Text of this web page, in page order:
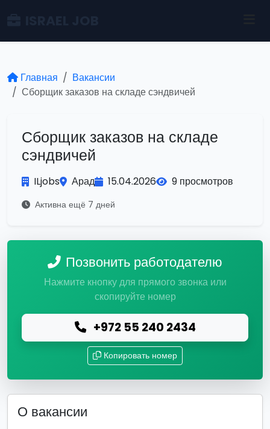
Главная
Вакансии
Сборщик заказов на складе сэндвичей
Сборщик заказов на складе
сэндвичей
ILjobs Арад 15.04.2026 9 просмотров
Активна ещё 7 дней
Позвонить работодателю
Нажмите кнопку для прямого звонка или
скопируйте номер
+972 55 240 2434
Копировать номер
О вакансии